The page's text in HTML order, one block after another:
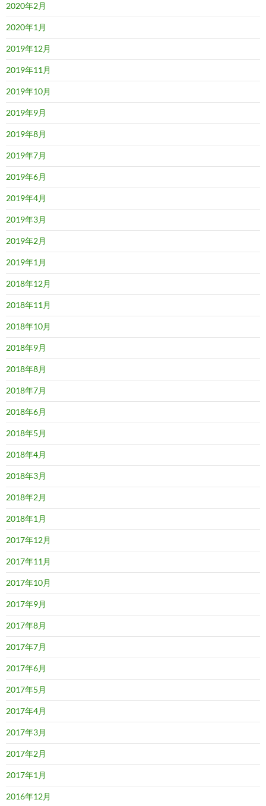
2020年2月
2020年1月
2019年12月
2019年11月
2019年10月
2019年9月
2019年8月
2019年7月
2019年6月
2019年4月
2019年3月
2019年2月
2019年1月
2018年12月
2018年11月
2018年10月
2018年9月
2018年8月
2018年7月
2018年6月
2018年5月
2018年4月
2018年3月
2018年2月
2018年1月
2017年12月
2017年11月
2017年10月
2017年9月
2017年8月
2017年7月
2017年6月
2017年5月
2017年4月
2017年3月
2017年2月
2017年1月
2016年12月